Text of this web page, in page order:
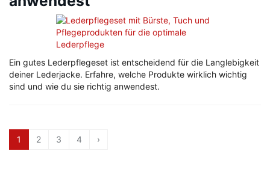
Ein gutes Lederpflegeset ist entscheidend für die Langlebigkeit
deiner Lederjacke. Erfahre, welche Produkte wirklich wichtig
sind und wie du sie richtig anwendest.
1 2 3 4 ›